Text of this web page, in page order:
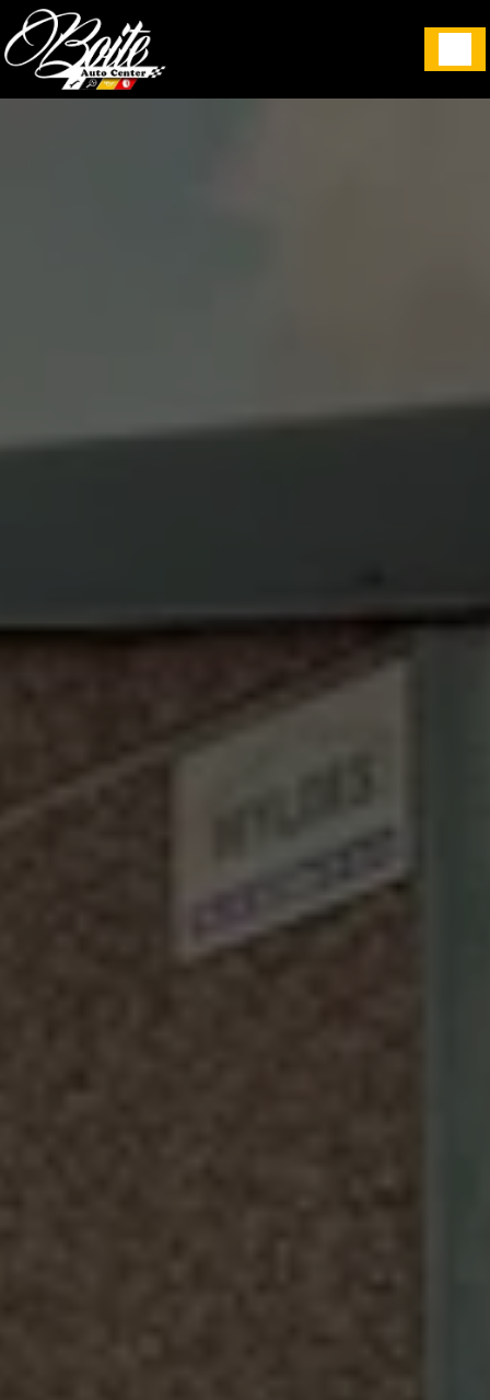
Panneau de gestion des cookies